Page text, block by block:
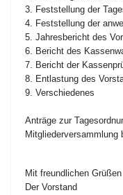
3. Feststellung der
4. Feststellung der
5. Jahresbericht des
6. Bericht des
7. Bericht der
8. Entlastung des
9. Verschiedenes
Anträge zur
Mitgliederversammlung
Mit freundlichen Grüßen
Der Vorstand